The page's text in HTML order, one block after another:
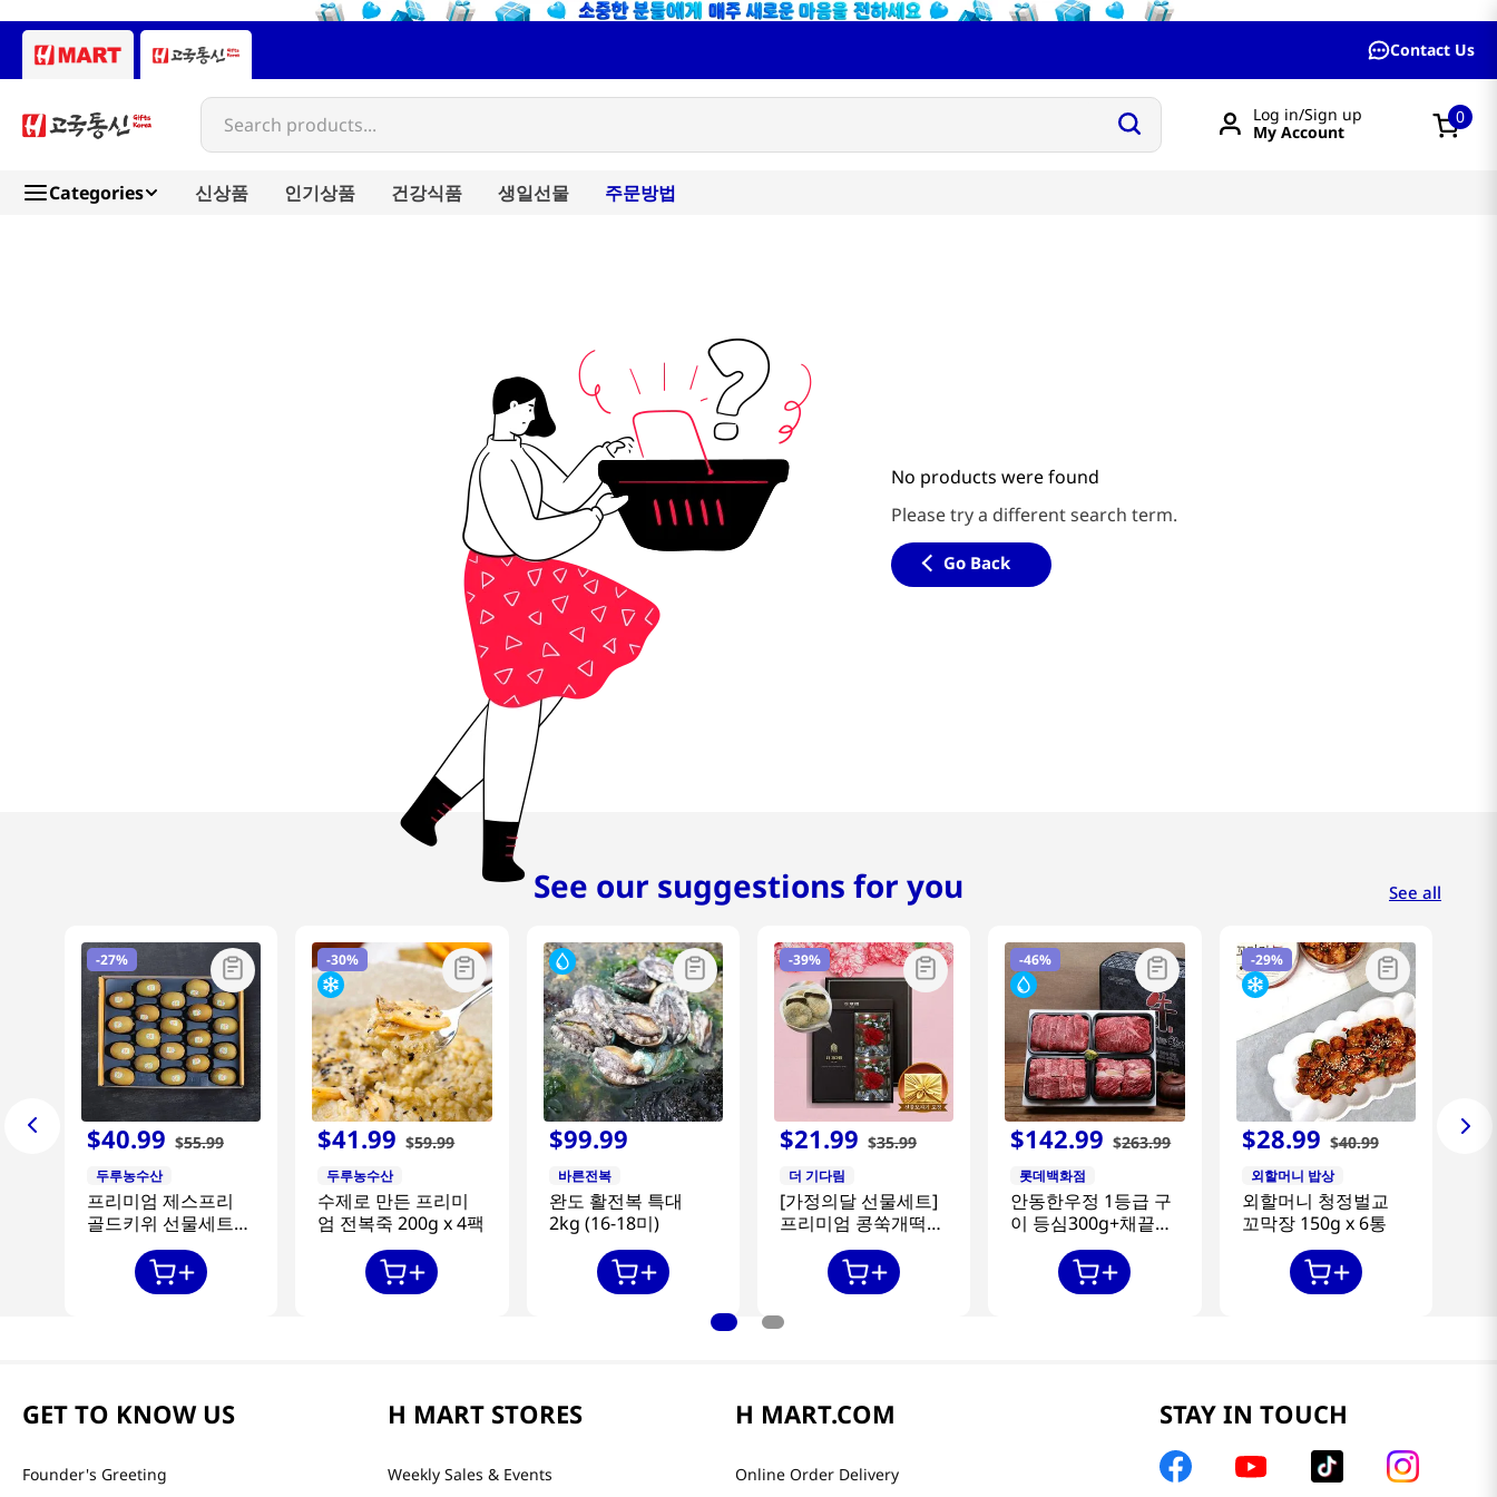
Contact Us
Search products...
Log in/Sign up
My Account
0
Categories 신상품 인기상품 건강식품 생일선물 주문방법
No products were found
Please try a different search term.
Go Back
See our suggestions for you
-27%
$40.99 $55.99
두루농수산
프리미엄 제스프리
골드키위 선물세트
-30%
$41.99 $59.99
두루농수산
수제로 만든 프리미
엄 전복죽 200g x 4팩
$99.99
바른전복
완도 활전복 특대
2kg (16-18미)
-39%
$21.99 $35.99
더 기다림
[가정의달 선물세트]
프리미엄 콩쑥개떡
840g + 카네이션 2개
-46%
$142.99 $263.99
롯데백화점
안동한우정 1등급 구
이 등심300g+채끝
300g+특수부위
300g+갈비살300g
-29%
$28.99 $40.99
외할머니 밥상
외할머니 청정벌교
꼬막장 150g x 6통
See all
GET TO KNOW US
Founder's Greeting
H MART STORES
Weekly Sales & Events
H MART.COM
Online Order Delivery
STAY IN TOUCH